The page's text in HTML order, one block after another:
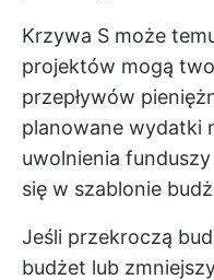
Krzywa S może
projektów mogą
przepływów
planowane wydatki
uwolnienia
się w szablonie
Jeśli przekroczą
budżet lub